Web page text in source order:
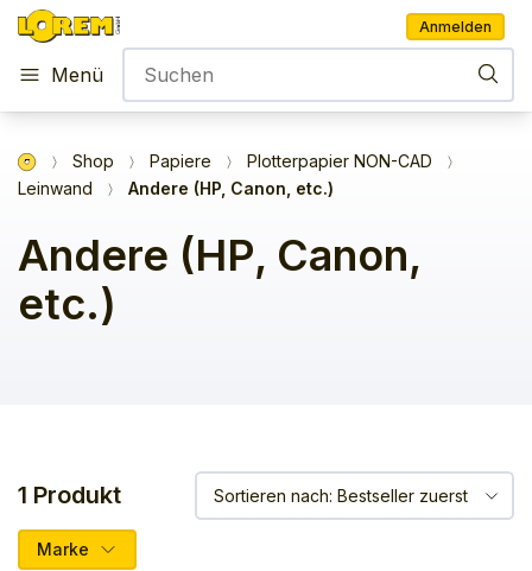
Anmelden
Menü
Shop Papiere
Plotterpapier NON-CAD
Leinwand
Andere (HP, Canon, etc.)
Andere (HP, Canon,
etc.)
1 Produkt
Marke